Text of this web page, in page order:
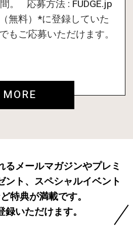
。 応募方法 : FUDGE.jp
無料）*に登録していた
もご応募いただけます。
MORE
るメールマガジンやプレミ
ント、スペシャルイベント
特典が満載です。
いただけます。